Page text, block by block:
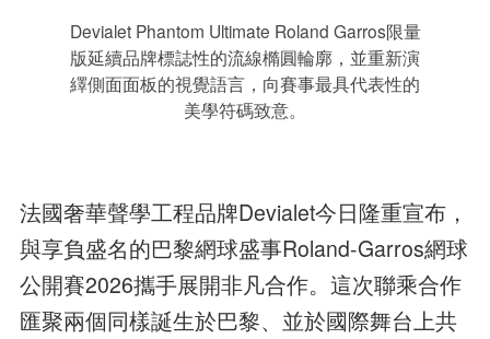
Devialet Phantom Ultimate Roland Garros限量
版延續品牌標誌性的流線橢圓輪廓，並重新演
繹側面面板的視覺語言，向賽事最具代表性的
美學符碼致意。
法國奢華聲學工程品牌Devialet今日隆重宣布，
與享負盛名的巴黎網球盛事Roland-Garros網球
公開賽2026攜手展開非凡合作。這次聯乘合作
匯聚兩個同樣誕生於巴黎、並於國際舞台上共